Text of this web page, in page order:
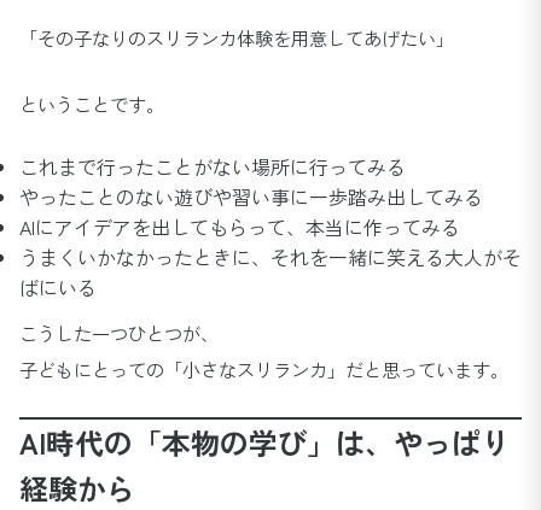
「その子なりのスリランカ体験を用意してあげたい」
ということです。
これまで行ったことがない場所に行ってみる
やったことのない遊びや習い事に一歩踏み出してみる
AIにアイデアを出してもらって、本当に作ってみる
うまくいかなかったときに、それを一緒に笑える大人がそ
ばにいる
こうした一つひとつが、
子どもにとっての「小さなスリランカ」だと思っています。
AI時代の「本物の学び」は、やっぱり
経験から